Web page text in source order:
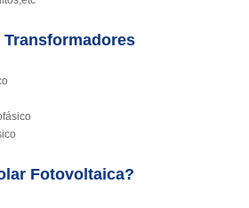
Fotovoltaica?